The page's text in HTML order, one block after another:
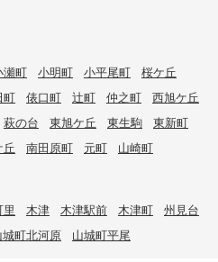
瀬町 小明町 小平尾町
桜ケ丘
町 俵口町 辻町 仲之町
西旭ケ丘
萩の台 東旭ケ丘 東生駒
東新町
丘 南田原町 元町 山崎町
里 木津 木津駅前 木津町
州見台
城町北河原 山城町平尾